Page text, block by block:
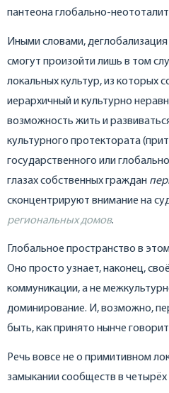
пантеона глобально-
Иными словами,
смогут произойти лишь в том
локальных культур, из которых
иерархичный и культурно
возможность жить и
культурного протектората
государственного или
глазах собственных граждан
сконцентрируют внимание на
региональных домов.
Глобальное пространство в
Оно просто узнает, наконец,
коммуникации, а не
доминирование. И, возможно,
быть, как принято нынче
Речь вовсе не о примитивном
замыкании сообществ в четырёх